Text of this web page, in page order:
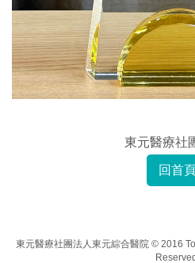
東元醫療社
回首
東元醫療社團法人東元綜合醫院 © 2016